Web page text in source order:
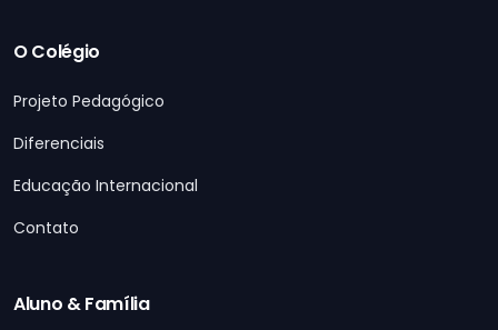
O Colégio
Projeto Pedagógico
Diferenciais
Educação Internacional
Contato
Aluno & Família